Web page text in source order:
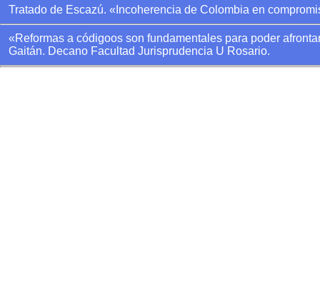
Tratado de Escazú. «Incoherencia de Colombia en
«Reformas a códigoos son fundamentales para poder
Gaitán. Decano Facultad Jurisprudencia U Rosario.